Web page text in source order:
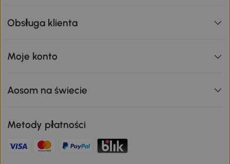
Obsługa klienta
Moje konto
Aosom na świecie
Metody płatności